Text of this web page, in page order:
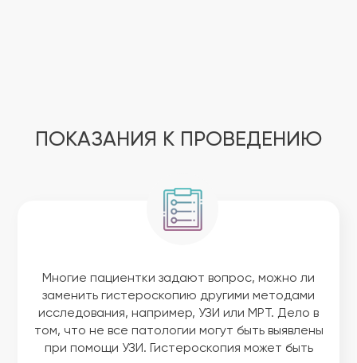
ПОКАЗАНИЯ К ПРОВЕДЕНИЮ
Многие пациентки задают вопрос, можно ли
заменить гистероскопию другими методами
исследования, например, УЗИ или МРТ. Дело в
том, что не все патологии могут быть выявлены
при помощи УЗИ. Гистероскопия может быть